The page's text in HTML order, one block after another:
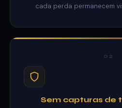
cada perda permanecem
02
Sem capturas de